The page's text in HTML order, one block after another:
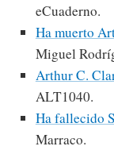
eCuaderno.
Ha muerto
Miguel
Arthur C.
ALT1040.
Ha fallecido
Marraco.